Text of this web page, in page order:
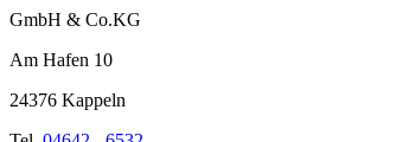
GmbH & Co.KG
Am Hafen 10
24376 Kappeln